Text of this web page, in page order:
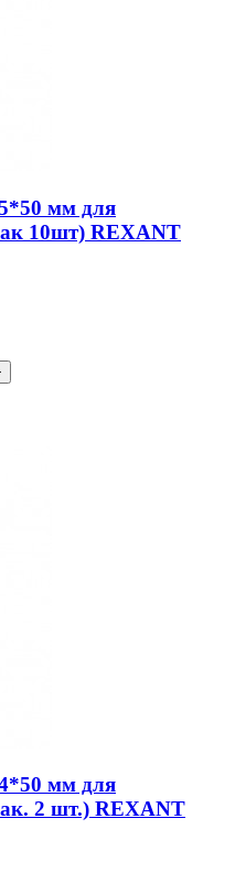
мм для
10шт) REXANT
мм для
2 шт.) REXANT